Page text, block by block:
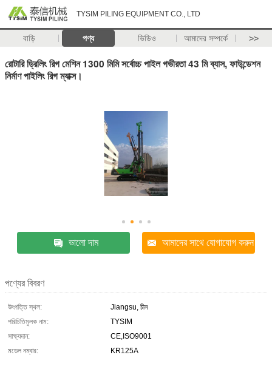
TYSIM PILING EQUIPMENT CO., LTD
বাড়ি পণ্য ভিডিও আমাদের সম্পর্কে >>
রোটারি ড্রিলিং রিগ মেশিন 1300 মিমি সর্বোচ্চ পাইল গভীরতা 43 মি ব্যাস, ফাউন্ডেশন
নির্মাণ পাইলিং রিগ ম্যাক্স।
ভালো দাম আমাদের সাথে যোগাযোগ করুন
পণ্যের বিবরণ
উৎপত্তি স্থল:
Jiangsu, চীন
পরিচিতিমুলক নাম:
TYSIM
সাক্ষ্যদান:
CE,ISO9001
মডেল নম্বার:
KR125A